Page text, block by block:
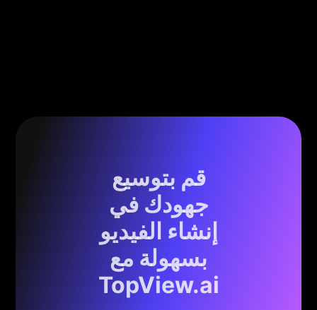
قم بتوسيع
جهودك في
إنشاء الفيديو
بسهولة مع
TopView.ai